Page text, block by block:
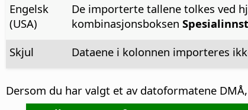
Engelsk
(USA)
De importerte tallene tolkes ved
kombinasjonsboksen
Skjul
Dataene i kolonnen importeres
Dersom du har valgt et av datoformatene